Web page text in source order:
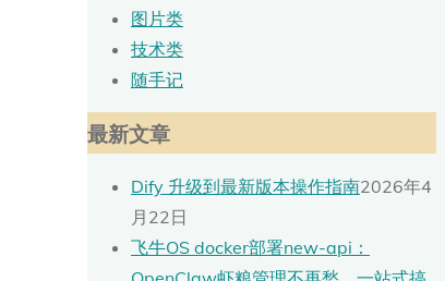
图片类
技术类
随手记
最新文章
Dify 升级到最新版本操作指南2026年4
月22日
飞牛OS docker部署new-api：